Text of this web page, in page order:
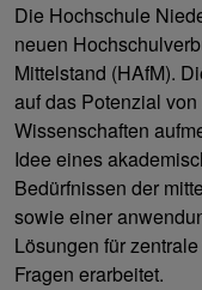
Die Hochschule
neuen
Mittelstand (HAfM).
auf das Potenzial
Wissenschaften
Idee eines
Bedürfnissen der
sowie einer
Lösungen für
Fragen erarbeitet.